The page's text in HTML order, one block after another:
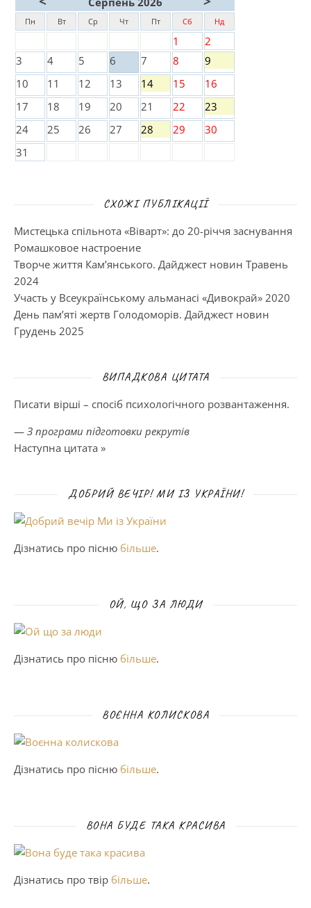
Пн Вт Ср Чт Пт Сб Нд
1
2
3
4 5 6 7 8
9
10
11 12 13 14 15
16
17
18 19 20 21 22
23
24
25 26 27 28 29
30
31
СХОЖІ ПУБЛІКАЦІЇ
Мистецька спільнота «Віварт»: до 20-річчя заснування
Ромашковое настроение
Творче життя Кам’янського. Дайджест новин Травень
2024
Участь у Всеукраїнському альманасі «Дивокрай» 2020
День пам’яті жертв Голодоморів. Дайджест новин
Грудень 2025
ВИПАДКОВА ЦИТАТА
Писати вірші – спосіб психологічного розвантаження.
— З програми підготовки рекрутів
Наступна цитата »
ДОБРИЙ ВЕЧІР! МИ ІЗ УКРАЇНИ!
Дізнатись про пісню більше.
ОЙ, ЩО ЗА ЛЮДИ
Дізнатись про пісню більше.
ВОЄННА КОЛИСКОВА
Дізнатись про пісню більше.
ВОНА БУДЕ ТАКА КРАСИВА
Дізнатись про твір більше.